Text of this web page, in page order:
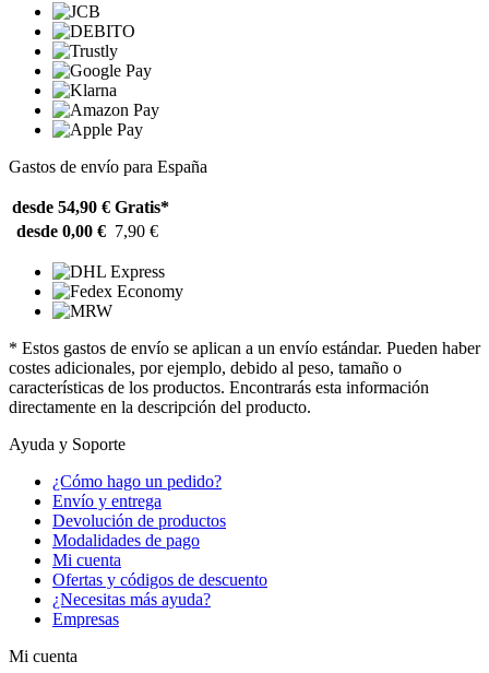
Gastos de envío para España
desde 54,90 € Gratis*
desde 0,00 € 7,90 €
* Estos gastos de envío se aplican a un envío estándar. Pueden haber
costes adicionales, por ejemplo, debido al peso, tamaño o
características de los productos. Encontrarás esta información
directamente en la descripción del producto.
Ayuda y Soporte
¿Cómo hago un pedido?
Envío y entrega
Devolución de productos
Modalidades de pago
Mi cuenta
Ofertas y códigos de descuento
¿Necesitas más ayuda?
Empresas
Mi cuenta